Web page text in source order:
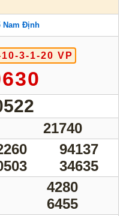
Nam Định
3-1-20 VP
21740
94137
34635
4280
6455